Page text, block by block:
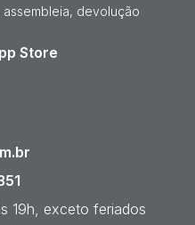
devolução
Store
19h, exceto feriados